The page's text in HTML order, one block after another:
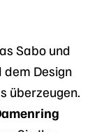
Sabo und
dem Design
überzeugen.